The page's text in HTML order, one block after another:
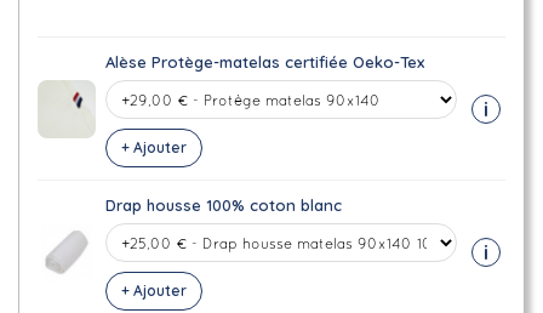
Alèse Protège-matelas certifiée Oeko-Tex
+ Ajouter
i
Drap housse 100% coton blanc
+ Ajouter
i